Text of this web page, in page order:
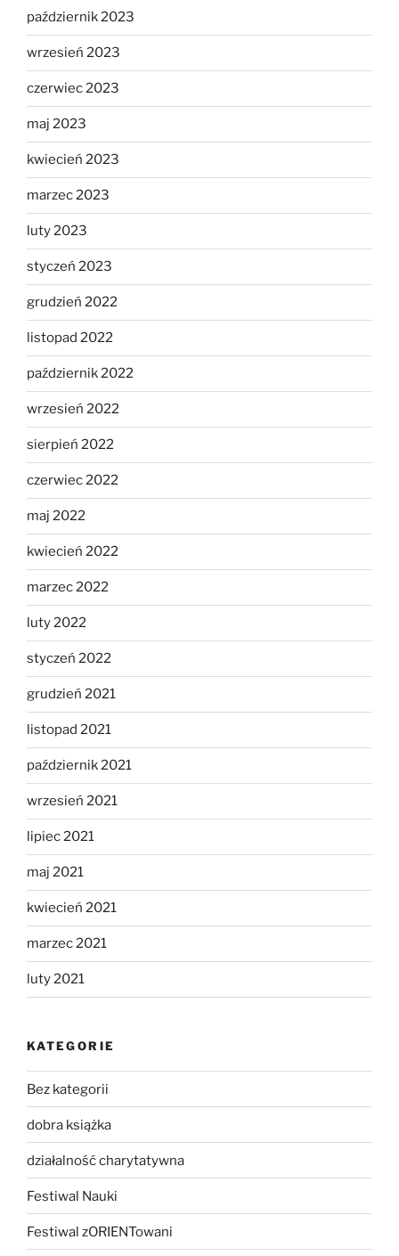
październik 2023
wrzesień 2023
czerwiec 2023
maj 2023
kwiecień 2023
marzec 2023
luty 2023
styczeń 2023
grudzień 2022
listopad 2022
październik 2022
wrzesień 2022
sierpień 2022
czerwiec 2022
maj 2022
kwiecień 2022
marzec 2022
luty 2022
styczeń 2022
grudzień 2021
listopad 2021
październik 2021
wrzesień 2021
lipiec 2021
maj 2021
kwiecień 2021
marzec 2021
luty 2021
KATEGORIE
Bez kategorii
dobra książka
działalność charytatywna
Festiwal Nauki
Festiwal zORIENTowani